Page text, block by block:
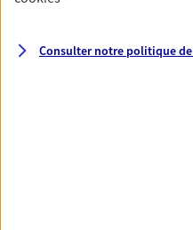
Prévoyance
Consulter notre politique de